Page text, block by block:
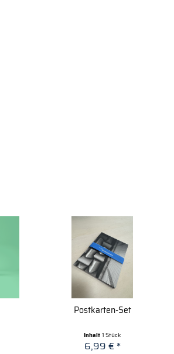
Postkarten-Set
Inhalt1 Stück
6,99 € *